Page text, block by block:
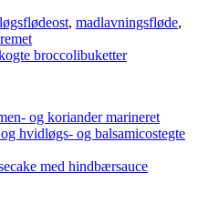
, madlavningsfløde,
broccolibuketter
og koriander marineret
hvidløgs- og balsamicostegte
med hindbærsauce